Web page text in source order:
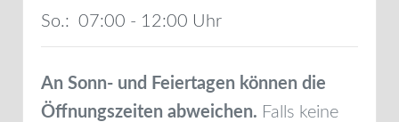
So.: 07:00 - 12:00
An Sonn- und Feiertagen können die
Öffnungszeiten abweichen. Falls keine